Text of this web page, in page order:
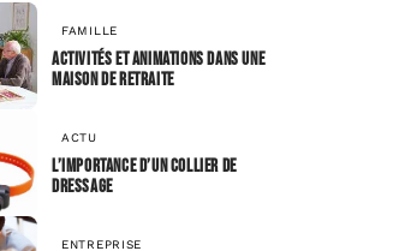
FAMILLE
Activités et animations dans une
maison de retraite
ACTU
L’importance d’un collier de
dressage
ENTREPRISE